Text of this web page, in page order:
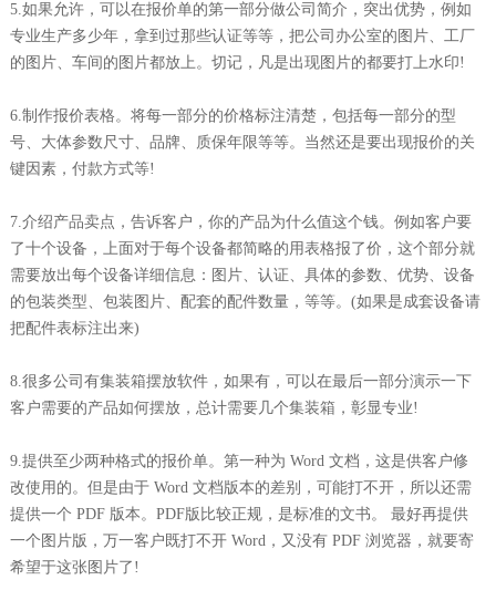
5.如果允许，可以在报价单的第一部分做公司简介，突出优势，例如
专业生产多少年，拿到过那些认证等等，把公司办公室的图片、工厂
的图片、车间的图片都放上。切记，凡是出现图片的都要打上水印!
6.制作报价表格。将每一部分的价格标注清楚，包括每一部分的型
号、大体参数尺寸、品牌、质保年限等等。当然还是要出现报价的关
键因素，付款方式等!
7.介绍产品卖点，告诉客户，你的产品为什么值这个钱。例如客户要
了十个设备，上面对于每个设备都简略的用表格报了价，这个部分就
需要放出每个设备详细信息：图片、认证、具体的参数、优势、设备
的包装类型、包装图片、配套的配件数量，等等。(如果是成套设备请
把配件表标注出来)
8.很多公司有集装箱摆放软件，如果有，可以在最后一部分演示一下
客户需要的产品如何摆放，总计需要几个集装箱，彰显专业!
9.提供至少两种格式的报价单。第一种为 Word 文档，这是供客户修
改使用的。但是由于 Word 文档版本的差别，可能打不开，所以还需
提供一个 PDF 版本。PDF版比较正规，是标准的文书。 最好再提供
一个图片版，万一客户既打不开 Word，又没有 PDF 浏览器，就要寄
希望于这张图片了!